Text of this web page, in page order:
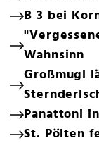
B 3 bei
Wahnsinn
Großmugl
Panattoni
St. Pölten